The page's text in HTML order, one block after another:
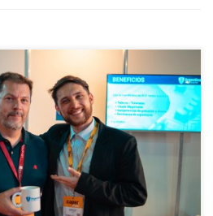
Sánchez, Santiago Zoberman, Oscar
Del martes 29 al jueves 31 de octubre
el evento más importante de la
e Integradores de Equipamiento
orientado a los profesionales del